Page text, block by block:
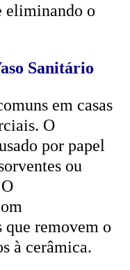
eliminando o
Sanitário
em casas
O
por papel
ou
que removem o
à cerâmica.